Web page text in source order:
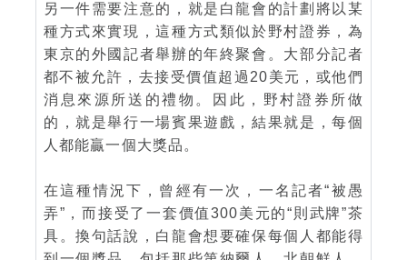
另一件需要注意的，就是白龍會的計劃將以某
種方式來實現，這種方式類似於野村證券，為
東京的外國記者舉辦的年終聚會。大部分記者
都不被允許，去接受價值超過20美元，或他們
消息來源所送的禮物。因此，野村證券所做
的，就是舉行一場賓果遊戲，結果就是，每個
人都能贏一個大獎品。
在這種情況下，曾經有一次，一名記者“被愚
弄”，而接受了一套價值300美元的“則武牌”茶
具。換句話說，白龍會想要確保每個人都能得